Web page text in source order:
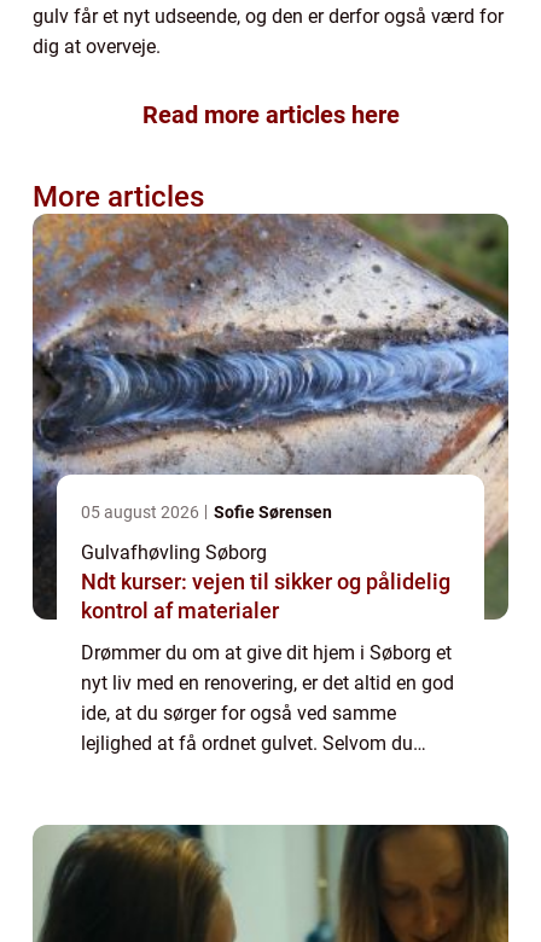
gulv får et nyt udseende, og den er derfor også værd for
dig at overveje.
Read more articles here
More articles
05 august 2026 Sofie Sørensen
Gulvafhøvling Søborg
Ndt kurser: vejen til sikker og pålidelig
kontrol af materialer
Drømmer du om at give dit hjem i Søborg et
nyt liv med en renovering, er det altid en god
ide, at du sørger for også ved samme
lejlighed at få ordnet gulvet. Selvom du